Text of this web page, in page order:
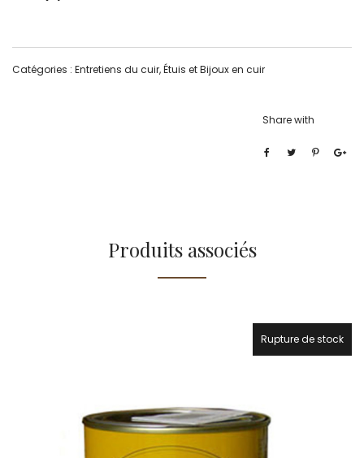
Catégories : Entretiens du cuir,Étuis et Bijoux en cuir
Share with
Produits associés
Rupture de stock